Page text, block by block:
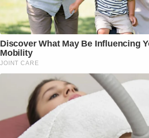
Discover What May Be Influencing
Mobility
JOINT CARE